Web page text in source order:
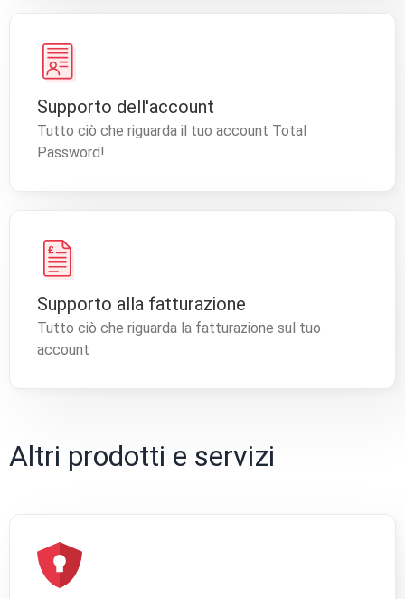
Supporto dell'account
Tutto ciò che riguarda il tuo account Total
Password!
Supporto alla fatturazione
Tutto ciò che riguarda la fatturazione sul tuo
account
Altri prodotti e servizi